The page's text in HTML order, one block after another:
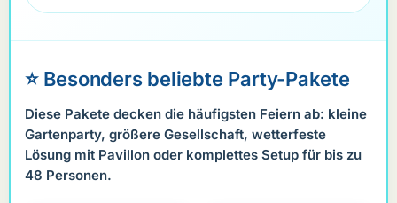
⭐ Besonders beliebte Party-Pakete
Diese Pakete decken die häufigsten Feiern ab: kleine
Gartenparty, größere Gesellschaft, wetterfeste
Lösung mit Pavillon oder komplettes Setup für bis zu
48 Personen.